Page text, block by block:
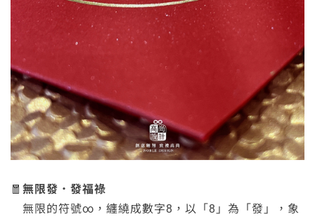
🧧 無限發．發福祿
無限的符號∞，纏繞成數字8，以「8」為「發」，象